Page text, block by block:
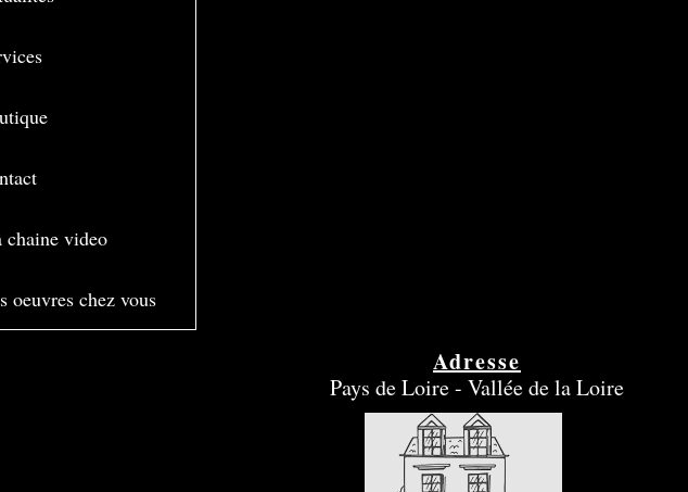
chaine video
oeuvres chez vous
Adresse
Pays de Loire - Vallée de la Loire